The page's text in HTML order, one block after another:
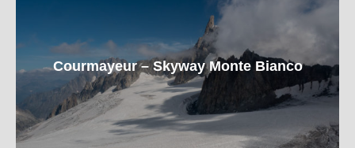
Courmayeur – Skyway Monte Bianco